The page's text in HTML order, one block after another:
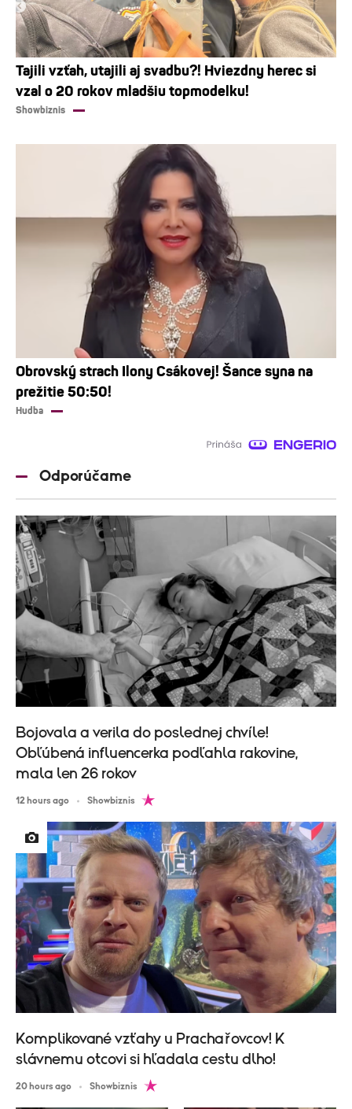
Tajili vzťah, utajili aj svadbu?! Hviezdny herec si
vzal o 20 rokov mladšiu topmodelku!
Showbiznis
Obrovský strach Ilony Csákovej! Šance syna na
prežitie 50:50!
Hudba
Odporúčame
Bojovala a verila do poslednej chvíle!
Obľúbená influencerka podľahla rakovine,
mala len 26 rokov
12 hours ago Showbiznis
Komplikované vzťahy u Prachařovcov! K
slávnemu otcovi si hľadala cestu dlho!
20 hours ago Showbiznis